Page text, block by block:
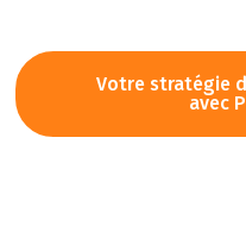
Votre stratégie
avec